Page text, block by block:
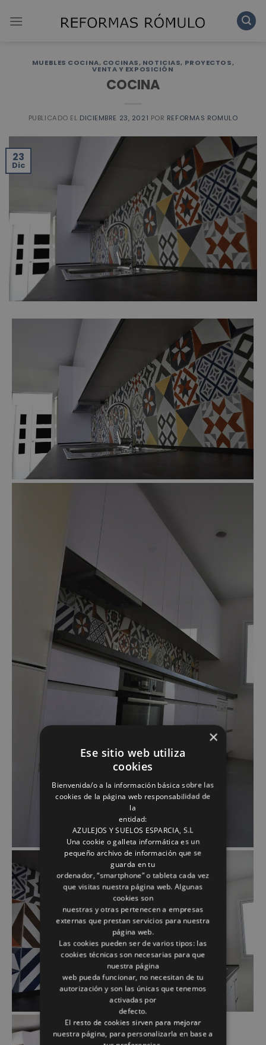
MUEBLES COCINA, COCINAS, NOTICIAS, PROYECTOS,
VENTA Y EXPOSICIÓN
COCINA
PUBLICADO EL DICIEMBRE 23, 2021 POR REFORMAS ROMULO
23
Dic
×
Ese sitio web utiliza
cookies
Bienvenida/o a la información básica sobre las
cookies de la página web responsabilidad de
la
entidad:
AZULEJOS Y SUELOS ESPARCIA, S.L
Una cookie o galleta informática es un
pequeño archivo de información que se
guarda en tu
ordenador, “smartphone” o tableta cada vez
que visitas nuestra página web. Algunas
cookies son
nuestras y otras pertenecen a empresas
externas que prestan servicios para nuestra
página web.
Las cookies pueden ser de varios tipos: las
cookies técnicas son necesarias para que
nuestra página
web pueda funcionar, no necesitan de tu
autorización y son las únicas que tenemos
activadas por
defecto.
El resto de cookies sirven para mejorar
nuestra página, para personalizarla en base a